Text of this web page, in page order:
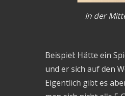
In der
Beispiel: Hätte ein
und er sich auf den
Eigentlich gibt es